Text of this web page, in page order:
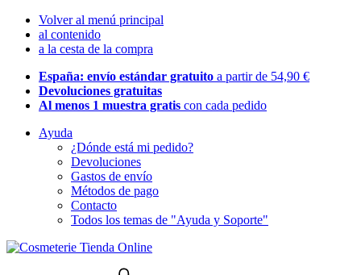
Volver al menú principal
al contenido
a la cesta de la compra
España: envío estándar gratuito a partir de 54,90 €
Devoluciones gratuitas
Al menos 1 muestra gratis con cada pedido
Ayuda
¿Dónde está mi pedido?
Devoluciones
Gastos de envío
Métodos de pago
Contacto
Todos los temas de "Ayuda y Soporte"